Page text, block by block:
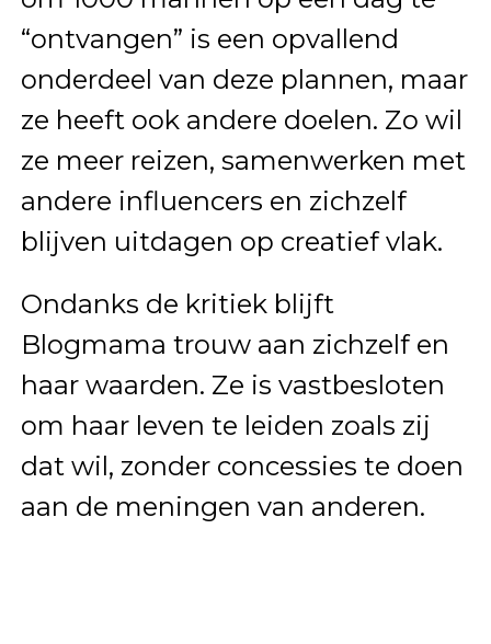
“ontvangen” is een opvallend
onderdeel van deze plannen, maar
ze heeft ook andere doelen. Zo wil
ze meer reizen, samenwerken met
andere influencers en zichzelf
blijven uitdagen op creatief vlak.
Ondanks de kritiek blijft
Blogmama trouw aan zichzelf en
haar waarden. Ze is vastbesloten
om haar leven te leiden zoals zij
dat wil, zonder concessies te doen
aan de meningen van anderen.